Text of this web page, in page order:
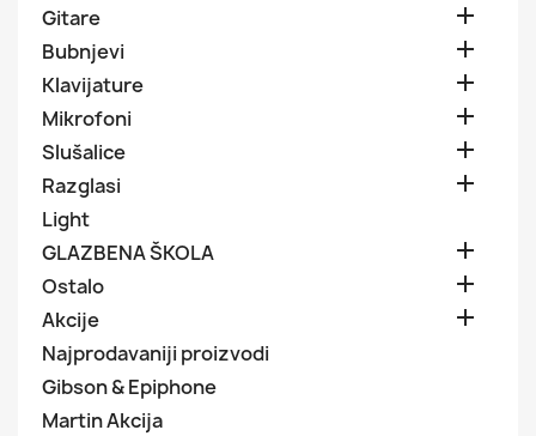
Gitare 
Bubnjevi 
Klavijature 
Mikrofoni 
Slušalice 
Razglasi 
Light
GLAZBENA ŠKOLA

Ostalo 
Akcije 
Najprodavaniji proizvodi
Gibson & Epiphone
Martin Akcija